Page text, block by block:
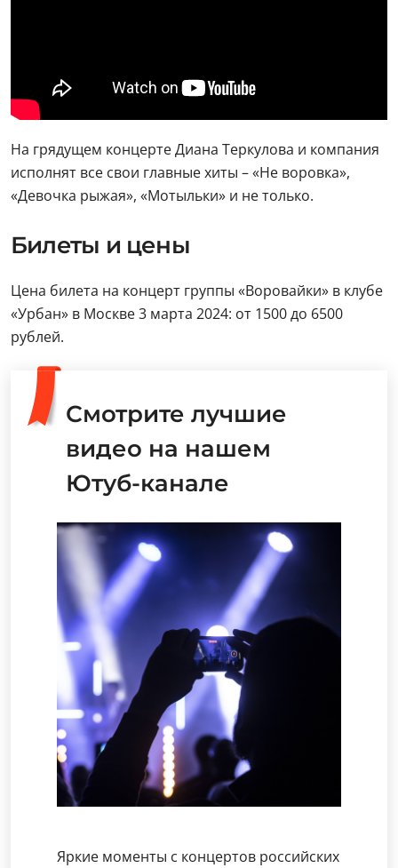
На грядущем концерте Диана Теркулова и компания
исполнят все свои главные хиты – «Не воровка»,
«Девочка рыжая», «Мотыльки» и не только.
Билеты и цены
Цена билета на концерт группы «Воровайки» в клубе
«Урбан» в Москве 3 марта 2024: от 1500 до 6500
рублей.
Смотрите лучшие
видео на нашем
Ютуб-канале
Яркие моменты с концертов российских